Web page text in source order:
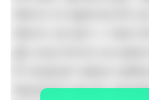
Никакой лихой